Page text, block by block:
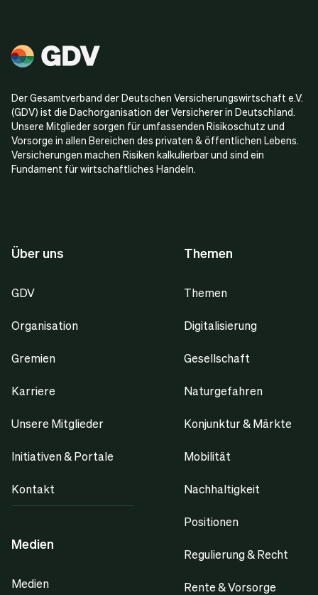
Der Gesamtverband der Deutschen Versicherungswirtschaft e.V.
(GDV) ist die Dachorganisation der Versicherer in Deutschland.
Unsere Mitglieder sorgen für umfassenden Risikoschutz und
Vorsorge in allen Bereichen des privaten & öffentlichen Lebens.
Versicherungen machen Risiken kalkulierbar und sind ein
Fundament für wirtschaftliches Handeln.
Über uns
GDV
Organisation
Gremien
Karriere
Unsere Mitglieder
Initiativen & Portale
Kontakt
Medien
Medien
Themen
Themen
Digitalisierung
Gesellschaft
Naturgefahren
Konjunktur & Märkte
Mobilität
Nachhaltigkeit
Positionen
Regulierung & Recht
Rente & Vorsorge